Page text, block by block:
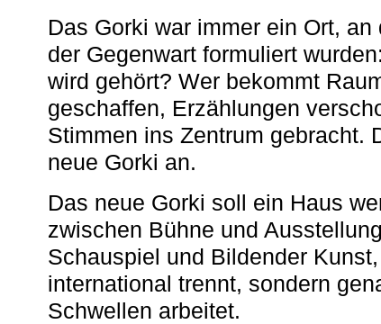
Das Gorki war immer ein Ort,
der Gegenwart formuliert
wird gehört? Wer bekommt
geschaffen, Erzählungen
Stimmen ins Zentrum gebracht.
neue Gorki an.
Das neue Gorki soll ein Haus
zwischen Bühne und
Schauspiel und Bildender
international trennt, sondern
Schwellen arbeitet.